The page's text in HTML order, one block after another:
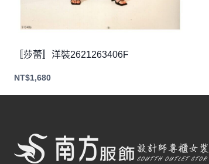
〚莎蕾〛洋裝2621263406F
NT$1,680